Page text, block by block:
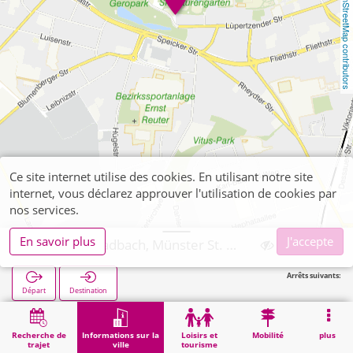
OpenStreetMap contributors
Recherche de
trajet
Informations sur la
ville
Loisirs et
tourisme
Mobilité plus
Départ Destination
Arrêts suivants:
Démarrage Informations sur la ville Mönchengladbach, Münster St. Vitus
Ce site internet utilise des cookies. En utilisant notre site
internet, vous déclarez approuver l'utilisation de cookies par
nos services.
En savoir plus
J'accepte